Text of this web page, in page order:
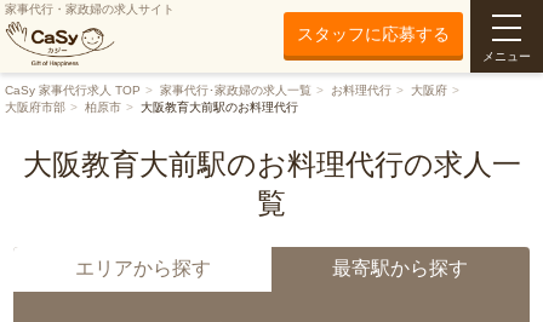
家事代行・家政婦の求人サイト
スタッフに応募する
メニュー
CaSy 家事代行求人 TOP 家事代行･家政婦の求人一覧 お料理代行
大阪府
大阪府市部
柏原市 大阪教育大前駅のお料理代行
大阪教育大前駅のお料理代行の求人一
覧
エリアから探す 最寄駅から探す